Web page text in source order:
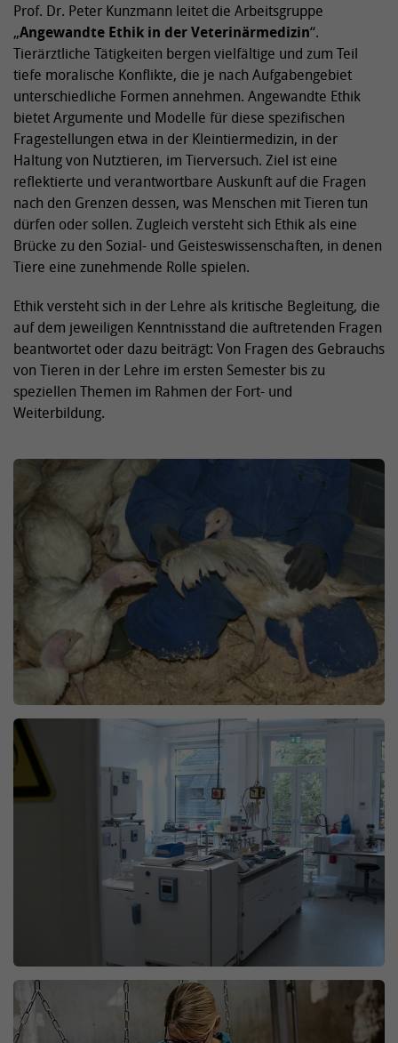
Prof. Dr. Peter Kunzmann leitet die Arbeitsgruppe
„Angewandte Ethik in der Veterinärmedizin“.
Tierärztliche Tätigkeiten bergen vielfältige und zum Teil
tiefe moralische Konflikte, die je nach Aufgabengebiet
unterschiedliche Formen annehmen. Angewandte Ethik
bietet Argumente und Modelle für diese spezifischen
Fragestellungen etwa in der Kleintiermedizin, in der
Haltung von Nutztieren, im Tierversuch. Ziel ist eine
reflektierte und verantwortbare Auskunft auf die Fragen
nach den Grenzen dessen, was Menschen mit Tieren tun
dürfen oder sollen. Zugleich versteht sich Ethik als eine
Brücke zu den Sozial- und Geisteswissenschaften, in denen
Tiere eine zunehmende Rolle spielen.
Ethik versteht sich in der Lehre als kritische Begleitung, die
auf dem jeweiligen Kenntnisstand die auftretenden Fragen
beantwortet oder dazu beiträgt: Von Fragen des Gebrauchs
von Tieren in der Lehre im ersten Semester bis zu
speziellen Themen im Rahmen der Fort- und
Weiterbildung.